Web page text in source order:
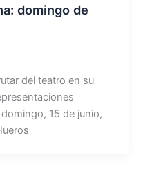
domingo de
del teatro en su
15 de junio,